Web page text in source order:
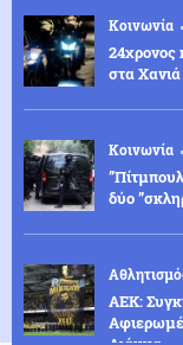
Κοινωνία
24χρονος
στα
Κοινωνία
δύο
ΑΕΚ: